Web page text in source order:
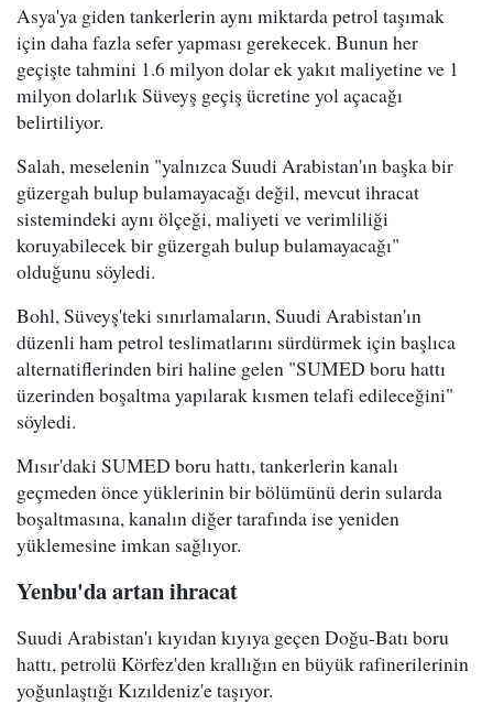
Asya'ya giden tankerlerin aynı miktarda petrol taşımak
için daha fazla sefer yapması gerekecek. Bunun her
geçişte tahmini 1.6 milyon dolar ek yakıt maliyetine ve 1
milyon dolarlık Süveyş geçiş ücretine yol açacağı
belirtiliyor.
Salah, meselenin "yalnızca Suudi Arabistan'ın başka bir
güzergah bulup bulamayacağı değil, mevcut ihracat
sistemindeki aynı ölçeği, maliyeti ve verimliliği
koruyabilecek bir güzergah bulup bulamayacağı"
olduğunu söyledi.
Bohl, Süveyş'teki sınırlamaların, Suudi Arabistan'ın
düzenli ham petrol teslimatlarını sürdürmek için başlıca
alternatiflerinden biri haline gelen "SUMED boru hattı
üzerinden boşaltma yapılarak kısmen telafi edileceğini"
söyledi.
Mısır'daki SUMED boru hattı, tankerlerin kanalı
geçmeden önce yüklerinin bir bölümünü derin sularda
boşaltmasına, kanalın diğer tarafında ise yeniden
yüklemesine imkan sağlıyor.
Yenbu'da artan ihracat
Suudi Arabistan'ı kıyıdan kıyıya geçen Doğu-Batı boru
hattı, petrolü Körfez'den krallığın en büyük rafinerilerinin
yoğunlaştığı Kızıldeniz'e taşıyor.